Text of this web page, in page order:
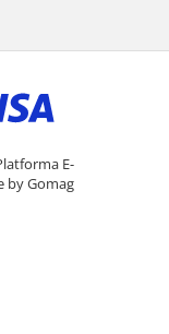
E-
by Gomag